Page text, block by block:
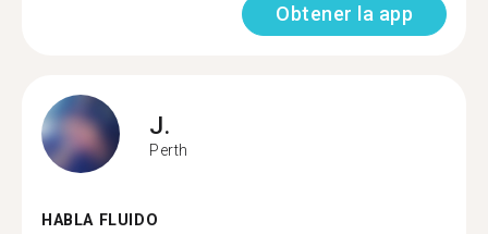
Obtener la app
J.
Perth
HABLA FLUIDO